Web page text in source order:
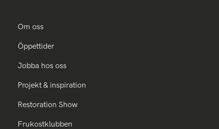
Om oss
Öppettider
Jobba hos oss
Projekt & inspiration
Restoration Show
Frukostklubben